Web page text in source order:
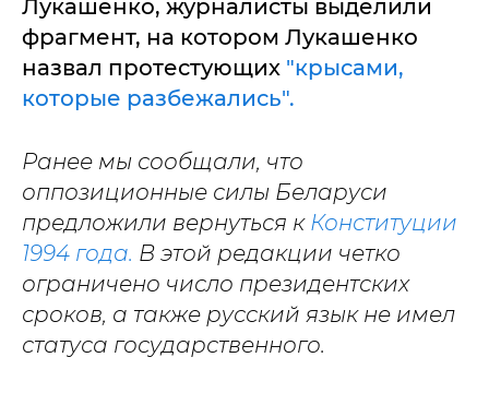
Лукашенко, журналисты выделили
фрагмент, на котором Лукашенко
назвал протестующих "крысами,
которые разбежались".
Ранее мы сообщали, что
оппозиционные силы Беларуси
предложили вернуться к Конституции
1994 года. В этой редакции четко
ограничено число президентских
сроков, а также русский язык не имел
статуса государственного.